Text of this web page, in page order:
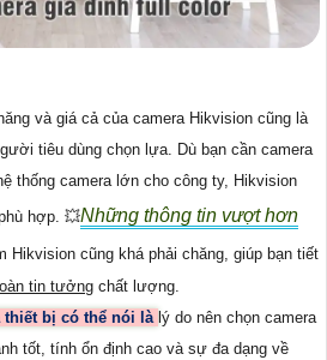
và giá cả của camera Hikvision cũng là
tiêu dùng chọn lựa. Dù bạn cần camera
thống camera lớn cho công ty, Hikvision
hợp. 💥Những thông tin vượt hơn
Hikvision cũng khá phải chăng, giúp bạn tiết
tin tưởng chất lượng.
thiết bị có thể nói là lý do nên chọn camera
tốt, tính ổn định cao và sự đa dạng về